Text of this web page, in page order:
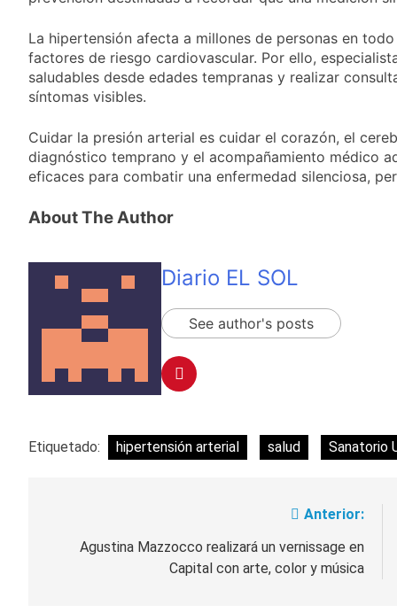
La hipertensión afecta a millones de personas en
factores de riesgo cardiovascular. Por ello,
saludables desde edades tempranas y realizar
síntomas visibles.
Cuidar la presión arterial es cuidar el corazón, el
diagnóstico temprano y el acompañamiento médico
eficaces para combatir una enfermedad silenciosa,
About The Author
Diario EL SOL
See author's posts
Etiquetado: hipertensión arterial salud Sanatorio
Anterior:
Agustina Mazzocco realizará un vernissage en
Capital con arte, color y música